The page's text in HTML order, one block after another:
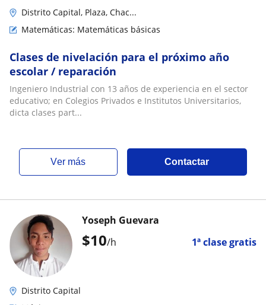
Distrito Capital, Plaza, Chac...
Matemáticas: Matemáticas básicas
Clases de nivelación para el próximo año
escolar / reparación
Ingeniero Industrial con 13 años de experiencia en el sector
educativo; en Colegios Privados e Institutos Universitarios,
dicta clases part...
ver más Contactar
$10/h 1ª clase gratis
Yoseph Guevara
Distrito Capital